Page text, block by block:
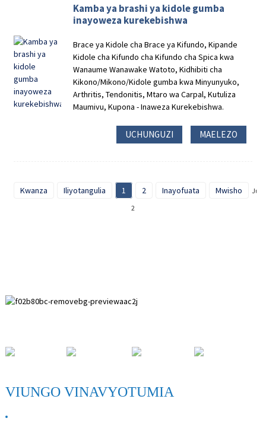
Kamba ya brashi ya kidole gumba
inayoweza kurekebishwa
Brace ya Kidole cha Brace ya Kifundo, Kipande
Kidole cha Kifundo cha Kifundo cha Spica kwa
Wanaume Wanawake Watoto, Kidhibiti cha
Kikono/Mikono/Kidole gumba kwa Minyunyuko,
Arthritis, Tendonitis, Mtaro wa Carpal, Kutuliza
Maumivu, Kupona - Inaweza Kurekebishwa.
UCHUNGUZI MAELEZO
Kwanza Iliyotangulia 1 2 Inayofuata Mwisho
2
VIUNGO VINAVYOTUMIA